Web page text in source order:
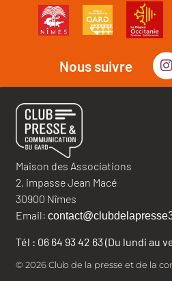
Nous suivre
Maison des Associations
2, impasse Jean Macé
30900 Nîmes
Email:
Tél : 06 64 93 42 63 (Du lundi au
© 2026 Club de la presse et de la